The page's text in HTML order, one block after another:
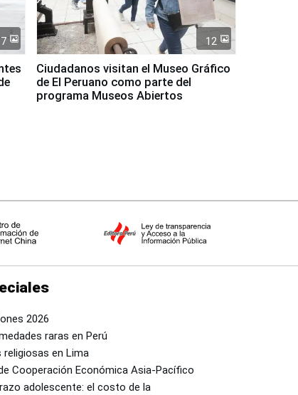
7 12
Ciudadanos visitan el Museo Gráfico
de El Peruano como parte del
programa Museos Abiertos
2026
raras en Perú
religiosas en Lima
Cooperación Económica Asia-Pacífico
adolescente: el costo de la